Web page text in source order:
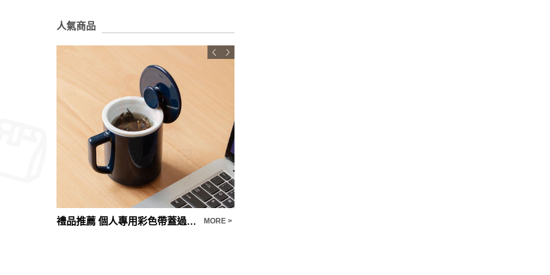
人氣商品
禮品推薦 個人專用彩色帶蓋過濾水杯客製化 MORE >